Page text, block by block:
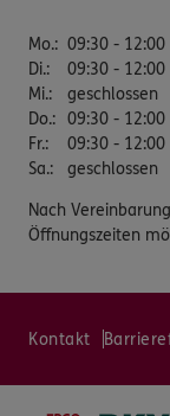
Mo.: 09:30 -
Di.:
09:30 -
Mi.:
geschlossen
Do.: 09:30 -
Fr.:
09:30 - 12:00
Sa.: geschlossen
Nach
Öffnungszeiten
Kontakt